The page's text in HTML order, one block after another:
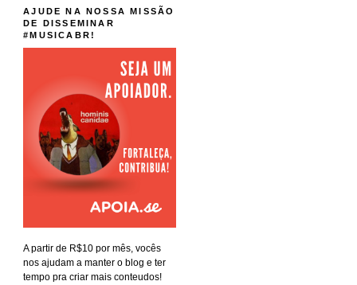
AJUDE NA NOSSA MISSÃO
DE DISSEMINAR
#MUSICABR!
A partir de R$10 por mês, vocês
nos ajudam a manter o blog e ter
tempo pra criar mais conteudos!